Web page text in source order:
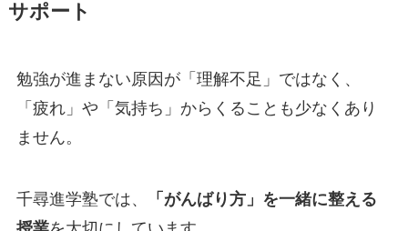
サポート
勉強が進まない原因が「理解不足」ではなく、
「疲れ」や「気持ち」からくることも少なくあり
ません。
千尋進学塾では、
「がんばり方」を一緒に整える